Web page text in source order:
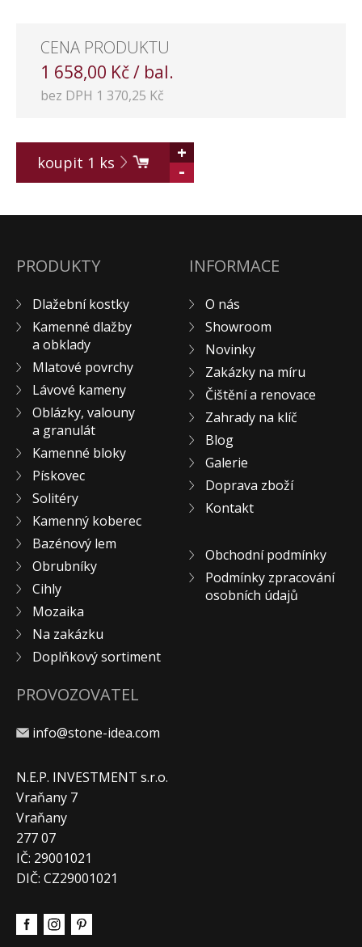
CENA PRODUKTU
1 658,00 Kč / bal.
bez DPH 1 370,25 Kč
koupit 1 ks
+
-
PRODUKTY
Dlažební kostky
Kamenné dlažby
a obklady
Mlatové povrchy
Lávové kameny
Oblázky, valouny
a granulát
Kamenné bloky
Pískovec
Solitéry
Kamenný koberec
Bazénový lem
Obrubníky
Cihly
Mozaika
Na zakázku
Doplňkový sortiment
INFORMACE
O nás
Showroom
Novinky
Zakázky na míru
Čištění a renovace
Zahrady na klíč
Blog
Galerie
Doprava zboží
Kontakt
Obchodní podmínky
Podmínky zpracování
osobních údajů
PROVOZOVATEL
info@stone-idea.com
N.E.P. INVESTMENT s.r.o.
Vraňany 7
Vraňany
277 07
IČ: 29001021
DIČ: CZ29001021